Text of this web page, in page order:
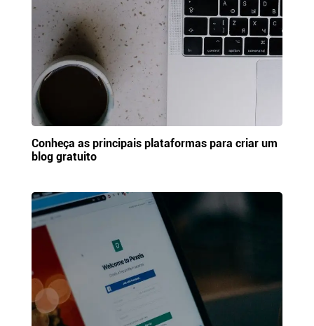
Conheça as principais plataformas para criar um
blog gratuito